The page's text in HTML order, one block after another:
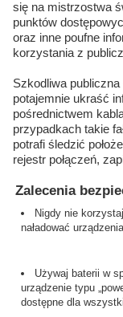
się na mistrzostwa
punktów
oraz inne poufne
korzystania z
Szkodliwa publiczna
potajemnie ukraść
pośrednictwem
przypadkach takie
potrafi śledzić
rejestr połączeń,
Zalecenia
Nigdy nie
naładować
Używaj baterii w
urządzenie typu
dostępne dla